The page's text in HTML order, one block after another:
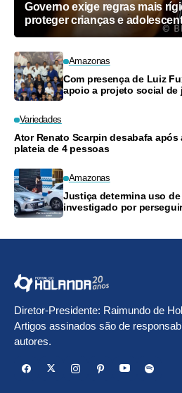
Governo exige regras mais
proteger crianças e
Amazonas
Com presença de Luiz
apoio a projeto social de
Variedades
Ator Renato Scarpin desabafa após
plateia de 4 pessoas
Amazonas
Justiça determina uso
investigado por
Diretor-Presidente: Raimundo de
Artigos assinados são de
autores.